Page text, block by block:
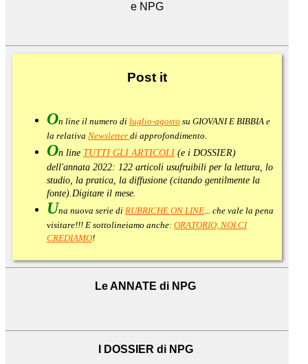
e NPG
Post it
On line il numero di luglio-agosto su GIOVANI E BIBBIA e
la relativa Newsletter di approfondimento
On line TUTTI GLI ARTICOLI (e i DOSSIER)
dell'annata 2022: 122 articoli usufruibili per la lettura, lo
studio, la pratica, la diffusione (citando gentilmente la
fonte). Digitare il mese.
Una nuova serie di RUBRICHE ON LINE ... che vale la pena
visitare!!! E sottolineiamo anche: ORATORIO, NOI CI
CREDIAMO!
Le ANNATE di NPG
I DOSSIER di NPG